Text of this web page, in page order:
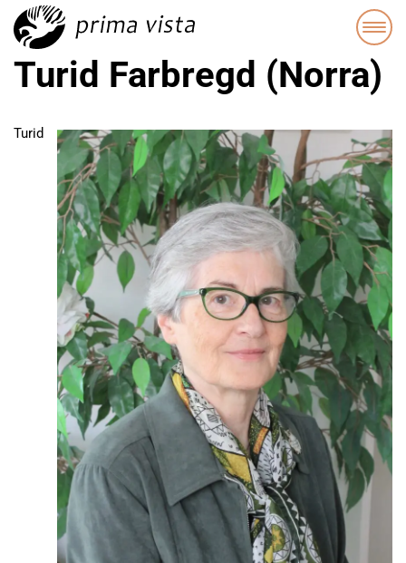
Turid Farbregd (Norra)
Turid